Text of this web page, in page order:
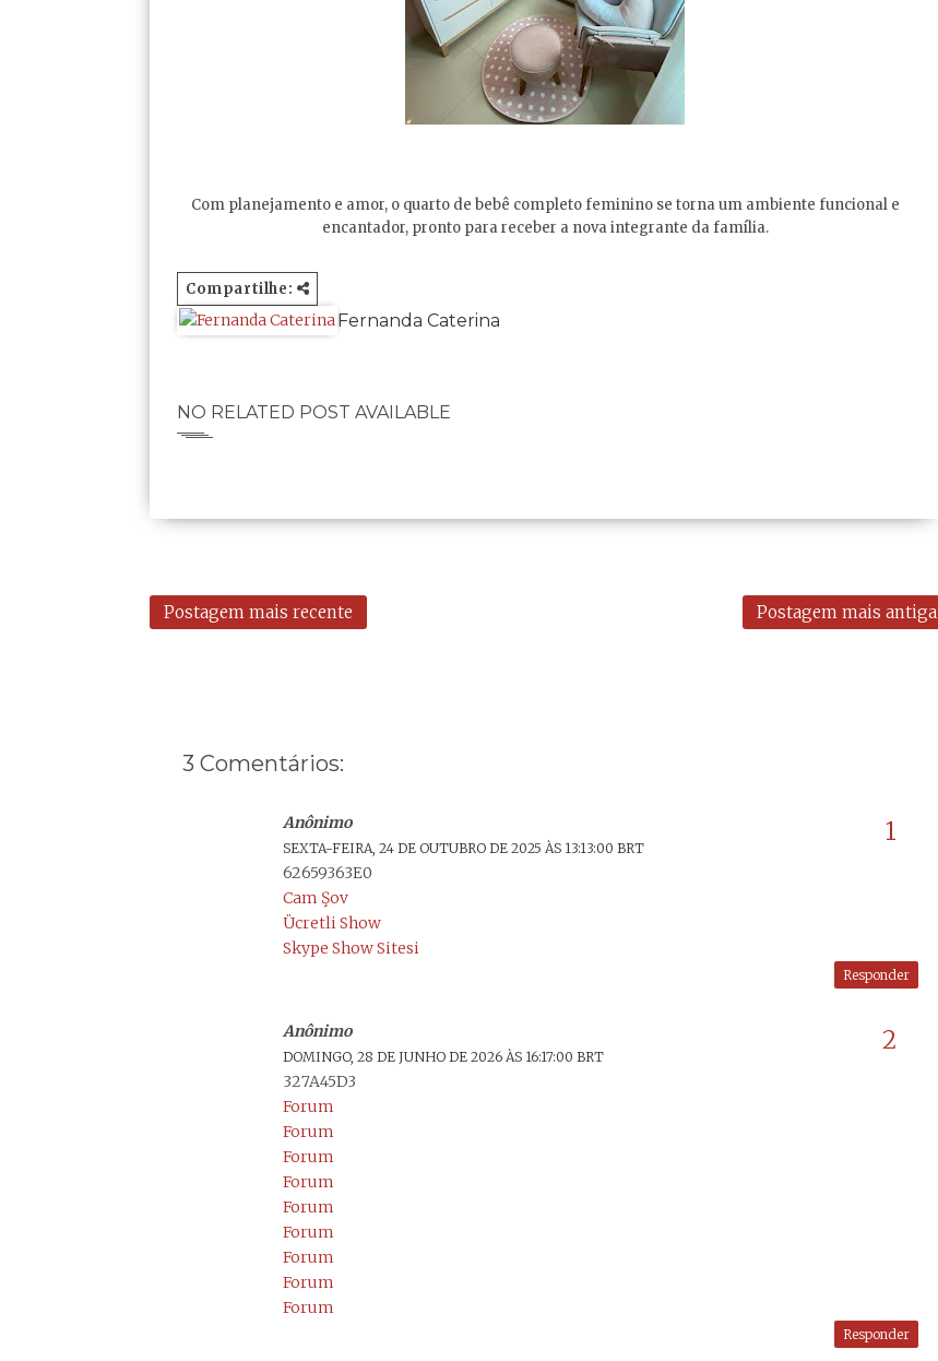
Com planejamento e amor, o quarto de bebê completo feminino se torna um ambiente funcional e
encantador, pronto para receber a nova integrante da família.
Compartilhe:
Fernanda Caterina
NO RELATED POST AVAILABLE
Postagem mais recente Postagem mais antiga
3 Comentários:
Anônimo
SEXTA-FEIRA, 24 DE OUTUBRO DE 2025 ÀS 13:13:00 BRT
62659363E0
Cam Şov
Ücretli Show
Skype Show Sitesi
Responder
Anônimo
DOMINGO, 28 DE JUNHO DE 2026 ÀS 16:17:00 BRT
327A45D3
Forum
Forum
Forum
Forum
Forum
Forum
Forum
Forum
Forum
Responder